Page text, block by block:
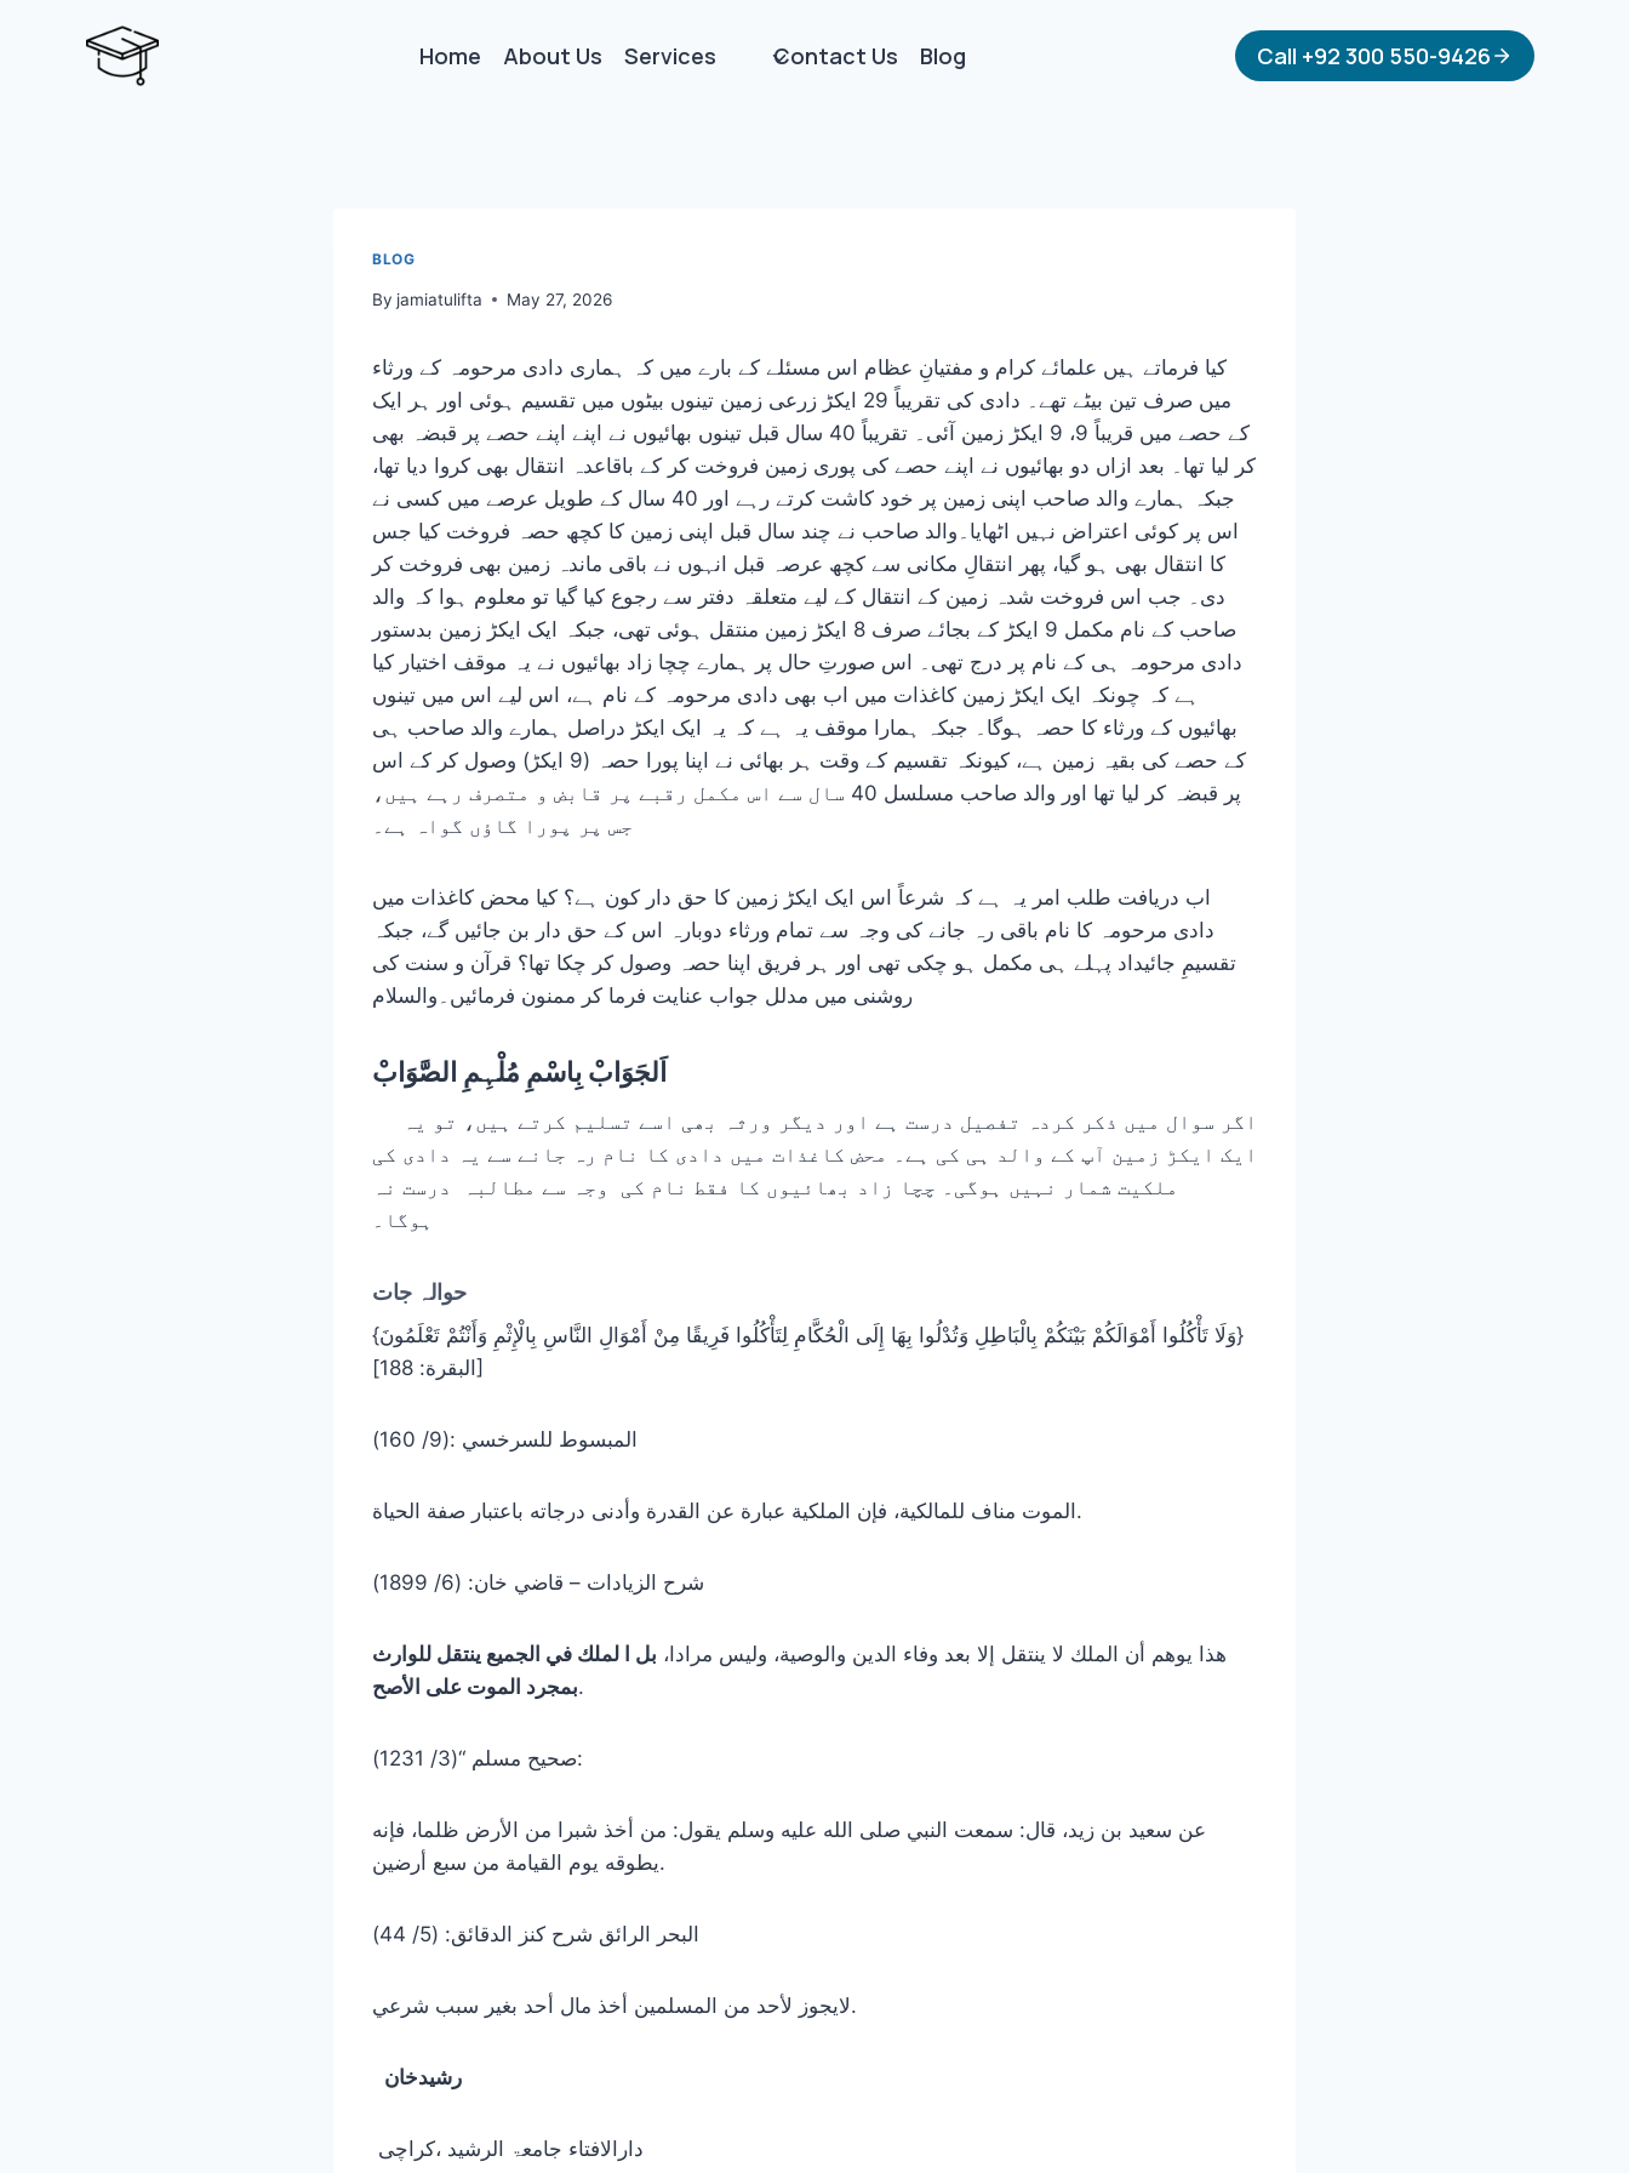
Home About Us Services Contact Us Blog Call +92 300 550-9426
BLOG
By jamiatulifta May 27, 2026
کیا فرماتے ہیں علمائے کرام و مفتیانِ عظام اس مسئلے کے بارے میں کہ ہماری دادی مرحومہ کے ورثاء
میں صرف تین بیٹے تھے۔ دادی کی تقریباً 29 ایکڑ زرعی زمین تینوں بیٹوں میں تقسیم ہوئی اور ہر ایک
کے حصے میں قریباً 9، 9 ایکڑ زمین آئی۔ تقریباً 40 سال قبل تینوں بھائیوں نے اپنے اپنے حصے پر قبضہ بھی
کر لیا تھا۔ بعد ازاں دو بھائیوں نے اپنے حصے کی پوری زمین فروخت کر کے باقاعدہ انتقال بھی کروا دیا تھا،
جبکہ ہمارے والد صاحب اپنی زمین پر خود کاشت کرتے رہے اور 40 سال کے طویل عرصے میں کسی نے
اس پر کوئی اعتراض نہیں اٹھایا۔والد صاحب نے چند سال قبل اپنی زمین کا کچھ حصہ فروخت کیا جس
کا انتقال بھی ہو گیا، پھر انتقالِ مکانی سے کچھ عرصہ قبل انہوں نے باقی ماندہ زمین بھی فروخت کر
دی۔ جب اس فروخت شدہ زمین کے انتقال کے لیے متعلقہ دفتر سے رجوع کیا گیا تو معلوم ہوا کہ والد
صاحب کے نام مکمل 9 ایکڑ کے بجائے صرف 8 ایکڑ زمین منتقل ہوئی تھی، جبکہ ایک ایکڑ زمین بدستور
دادی مرحومہ ہی کے نام پر درج تھی۔ اس صورتِ حال پر ہمارے چچا زاد بھائیوں نے یہ موقف اختیار کیا
ہے کہ چونکہ ایک ایکڑ زمین کاغذات میں اب بھی دادی مرحومہ کے نام ہے، اس لیے اس میں تینوں
بھائیوں کے ورثاء کا حصہ ہوگا۔ جبکہ ہمارا موقف یہ ہے کہ یہ ایک ایکڑ دراصل ہمارے والد صاحب ہی
کے حصے کی بقیہ زمین ہے، کیونکہ تقسیم کے وقت ہر بھائی نے اپنا پورا حصہ (9 ایکڑ) وصول کر کے اس
پر قبضہ کر لیا تھا اور والد صاحب مسلسل 40 سال سے اس مکمل رقبے پر قابض و متصرف رہے ہیں،
جس پر پورا گاؤں گواہ ہے۔
اب دریافت طلب امر یہ ہے کہ شرعاً اس ایک ایکڑ زمین کا حق دار کون ہے؟ کیا محض کاغذات میں
دادی مرحومہ کا نام باقی رہ جانے کی وجہ سے تمام ورثاء دوبارہ اس کے حق دار بن جائیں گے، جبکہ
تقسیمِ جائیداد پہلے ہی مکمل ہو چکی تھی اور ہر فریق اپنا حصہ وصول کر چکا تھا؟ قرآن و سنت کی
اَلجَوَابْ بِاسْمِ مُلْہِمِ الصَّوَابْ
ایک ایکڑ زمین آپ کے والد ہی کی ہے۔ محض کاغذات میں دادی کا نام رہ جانے سے یہ دادی کی
ملکیت شمار نہیں ہوگی۔ چچا زاد بھائیوں کا فقط نام کی وجہ سے مطالبہ درست نہ
حوالہ جات
{وَلَا تَأْكُلُوا أَمْوَالَكُمْ بَيْنَكُمْ بِالْبَاطِلِ وَتُدْلُوا بِهَا إِلَى الْحُكَّامِ لِتَأْكُلُوا فَرِيقًا مِنْ أَمْوَالِ النَّاسِ بِالْإِثْمِ وَأَنْتُمْ تَعْلَمُونَ}
[البقرة: 188]
المبسوط للسرخسي :(9/ 160)
الموت مناف للمالكية، فإن الملكية عبارة عن القدرة وأدنى درجاته باعتبار صفة الحياة.
شرح الزيادات – قاضي خان: (6/ 1899)
هذا يوهم أن الملك لا ينتقل إلا بعد وفاء الدين والوصية، وليس مرادا، بل ا لملك في الجميع ينتقل للوارث
بمجرد الموت على الأصح.
صحيح مسلم “(3/ 1231):
عن سعيد بن زيد، قال: سمعت النبي صلى الله عليه وسلم يقول: من أخذ شبرا من الأرض ظلما، فإنه
يطوقه يوم القيامة من سبع أرضين.
البحر الرائق شرح كنز الدقائق: (5/ 44)
لايجوز لأحد من المسلمين أخذ مال أحد بغير سبب شرعي.
رشيدخان
دارالافتاء جامعۃ الرشید ،کراچی